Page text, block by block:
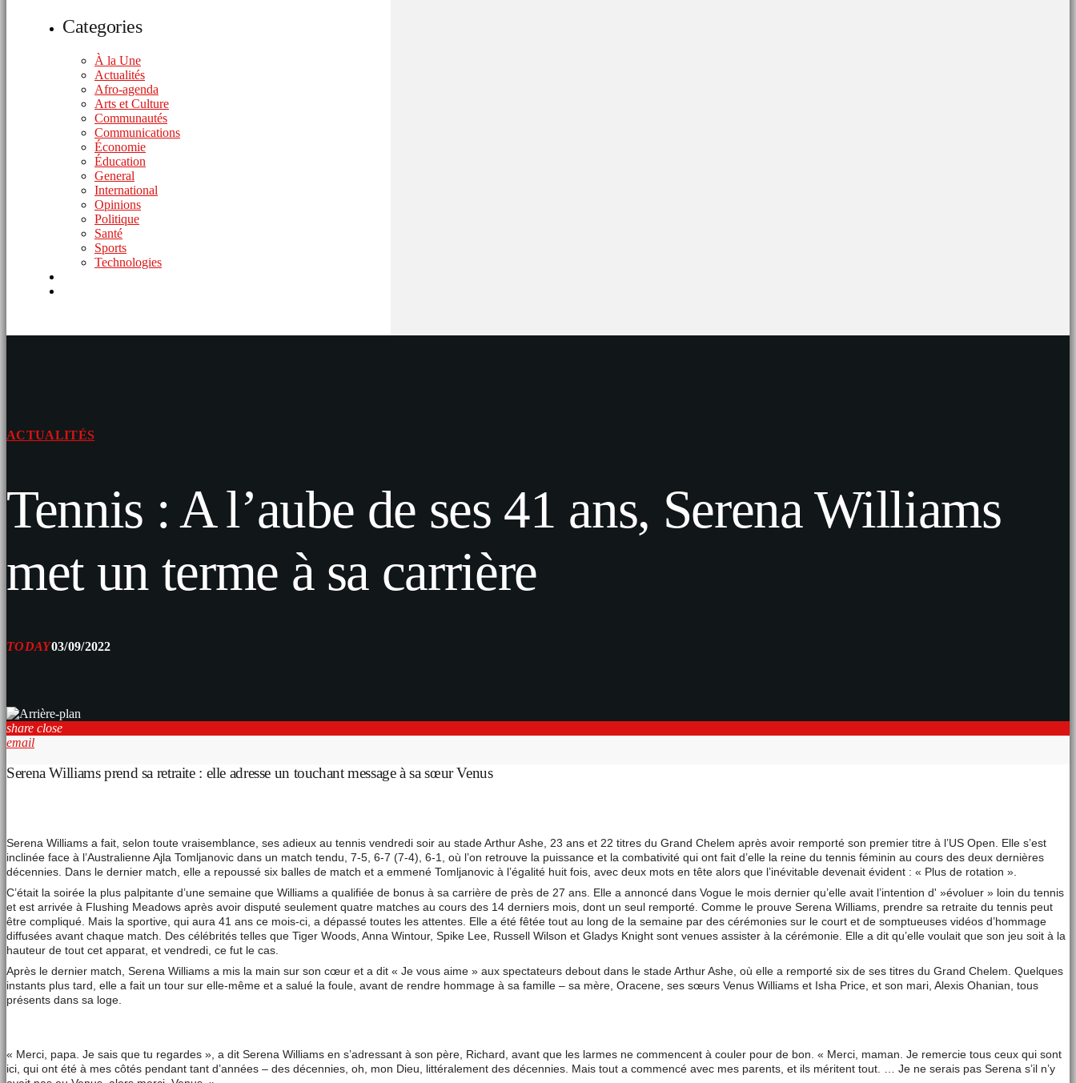
Categories
À la Une
Actualités
Afro-agenda
Arts et Culture
Communautés
Communications
Économie
Éducation
General
International
Opinions
Politique
Santé
Sports
Technologies
ACTUALITÉS
Tennis : A l’aube de ses 41 ans, Serena Williams
met un terme à sa carrière
TODAY03/09/2022
share close
email
Serena Williams prend sa retraite : elle adresse un touchant message à sa sœur Venus
Serena Williams a fait, selon toute vraisemblance, ses adieux au tennis vendredi soir au stade Arthur Ashe, 23 ans et 22 titres du Grand Chelem après avoir remporté son premier titre à l’US Open. Elle s’est
inclinée face à l’Australienne Ajla Tomljanovic dans un match tendu, 7-5, 6-7 (7-4), 6-1, où l’on retrouve la puissance et la combativité qui ont fait d’elle la reine du tennis féminin au cours des deux dernières
décennies. Dans le dernier match, elle a repoussé six balles de match et a emmené Tomljanovic à l’égalité huit fois, avec deux mots en tête alors que l’inévitable devenait évident : « Plus de rotation ».
C’était la soirée la plus palpitante d’une semaine que Williams a qualifiée de bonus à sa carrière de près de 27 ans. Elle a annoncé dans Vogue le mois dernier qu’elle avait l’intention d' »évoluer » loin du tennis
et est arrivée à Flushing Meadows après avoir disputé seulement quatre matches au cours des 14 derniers mois, dont un seul remporté. Comme le prouve Serena Williams, prendre sa retraite du tennis peut
être compliqué. Mais la sportive, qui aura 41 ans ce mois-ci, a dépassé toutes les attentes. Elle a été fêtée tout au long de la semaine par des cérémonies sur le court et de somptueuses vidéos d’hommage
diffusées avant chaque match. Des célébrités telles que Tiger Woods, Anna Wintour, Spike Lee, Russell Wilson et Gladys Knight sont venues assister à la cérémonie. Elle a dit qu’elle voulait que son jeu soit à la
hauteur de tout cet apparat, et vendredi, ce fut le cas.
Après le dernier match, Serena Williams a mis la main sur son cœur et a dit « Je vous aime » aux spectateurs debout dans le stade Arthur Ashe, où elle a remporté six de ses titres du Grand Chelem. Quelques
instants plus tard, elle a fait un tour sur elle-même et a salué la foule, avant de rendre hommage à sa famille – sa mère, Oracene, ses sœurs Venus Williams et Isha Price, et son mari, Alexis Ohanian, tous
présents dans sa loge.
« Merci, papa. Je sais que tu regardes », a dit Serena Williams en s’adressant à son père, Richard, avant que les larmes ne commencent à couler pour de bon. « Merci, maman. Je remercie tous ceux qui sont
ici, qui ont été à mes côtés pendant tant d’années – des décennies, oh, mon Dieu, littéralement des décennies. Mais tout a commencé avec mes parents, et ils méritent tout. … Je ne serais pas Serena s’il n’y